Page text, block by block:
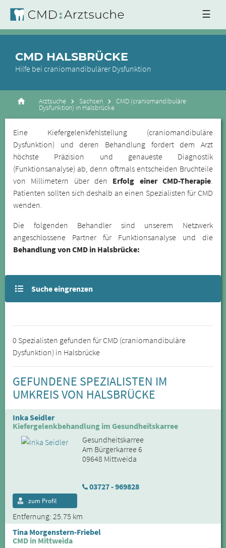
☰
CMD HALSBRÜCKE
Hilfe bei craniomandibulärer Dysfunktion
Arztsuche Sachsen CMD (craniomandibuläre
Dysfunktion) in Halsbrücke
Eine Kiefergelenkfehlstellung (craniomandibuläre
Dysfunktion) und deren Behandlung fordert dem Arzt
höchste Präzision und genaueste Diagnostik
(Funktionsanalyse) ab, denn oftmals entscheiden Bruchteile
von Millimetern über den Erfolg einer CMD-Therapie.
Patienten sollten sich deshalb an einen Spezialisten für CMD
wenden.
Die folgenden Behandler sind unserem Netzwerk
angeschlossene Partner für Funktionsanalyse und die
Behandlung von CMD in Halsbrücke:
Suche eingrenzen
0 Spezialisten gefunden für CMD (craniomandibuläre
Dysfunktion) in Halsbrücke
GEFUNDENE SPEZIALISTEN IM
UMKREIS VON HALSBRÜCKE
Inka Seidler
Kiefergelenkbehandlung im Gesundheitskarree
Gesundheitskarree
Am Bürgerkarree 6
09648 Mittweida
03727 - 969828
Entfernung: 25.75 km
zum Profil
Tina Morgenstern-Friebel
CMD in Mittweida